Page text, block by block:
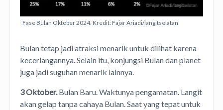
Fase Bulan Oktober 2024. Kredit: Fajar Ariadi/langitselatan
Bulan tetap jadi atraksi menarik untuk dilihat karena
kecerlangannya. Selain itu, konjungsi Bulan dan planet
juga jadi suguhan menarik lainnya.
3 Oktober.Bulan Baru. Waktunya pengamatan. Langit
akan gelap tanpa cahaya Bulan. Saat yang tepat untuk